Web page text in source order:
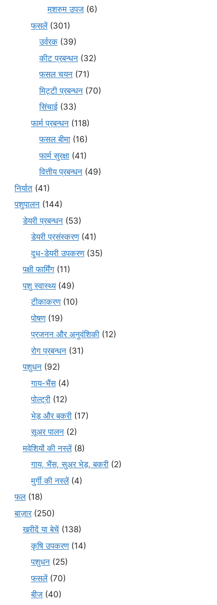
मशरुम उपज (6)
फसलें(301)
उर्वरक (39)
कीट प्रबन्धन (32)
फसल चयन (71)
मि‌ट्टी प्रबन्धन (70)
सिंचाई (33)
फार्म प्रबन्धन (118)
फसल बीमा (16)
फार्म सुरक्षा (41)
वित्तीय प्रबन्धन (49)
निर्यात (41)
पशुपालन (144)
डेयरी प्रबन्धन (53)
डेयरी प्रसंस्करण(41)
दूध-डेयरी उपकरण(35)
पक्षी फार्मिंग (11)
पशु स्वास्थ्य(49)
टीकाकरण(10)
पोषण(19)
प्रजनन और अनुवंशिकी (12)
रोग प्रबन्धन (31)
पशुधन (92)
गाय-भैंस(4)
पोल्ट्री (12)
भेड़ और बकरी (17)
सूअर पालन (2)
मवेशियों की नस्लें(8)
गाय, भैंस, सुअर भेड़, बकरी (2)
मुर्गी की नस्लें(4)
फल(18)
बाज़ार(250)
खरीदें या बेचें (138)
कृषि उपकरण(14)
पशुधन (25)
फसलें(70)
बीज (40)